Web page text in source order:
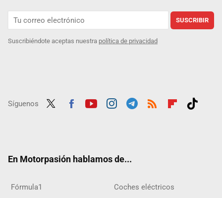
SUSCRIBIR
Suscribiéndote aceptas nuestra política de privacidad
Síguenos
En Motorpasión hablamos de...
Fórmula1 Coches eléctricos